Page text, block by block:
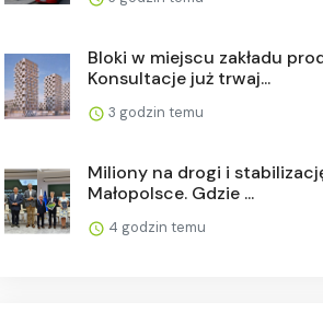
Bloki w miejscu zakładu
Konsultacje już trwaj...
3 godzin temu
Miliony na drogi i
Małopolsce. Gdzie ...
4 godzin temu